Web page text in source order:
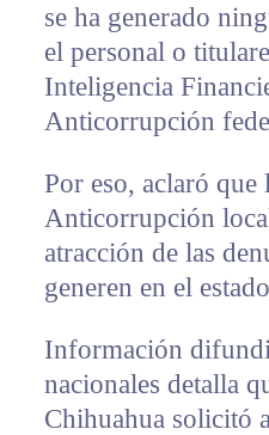
se ha generado
el personal o
Inteligencia
Anticorrupción
Por eso, aclaró que
Anticorrupción
atracción de las
generen en el
Información
nacionales detalla
Chihuahua solicitó